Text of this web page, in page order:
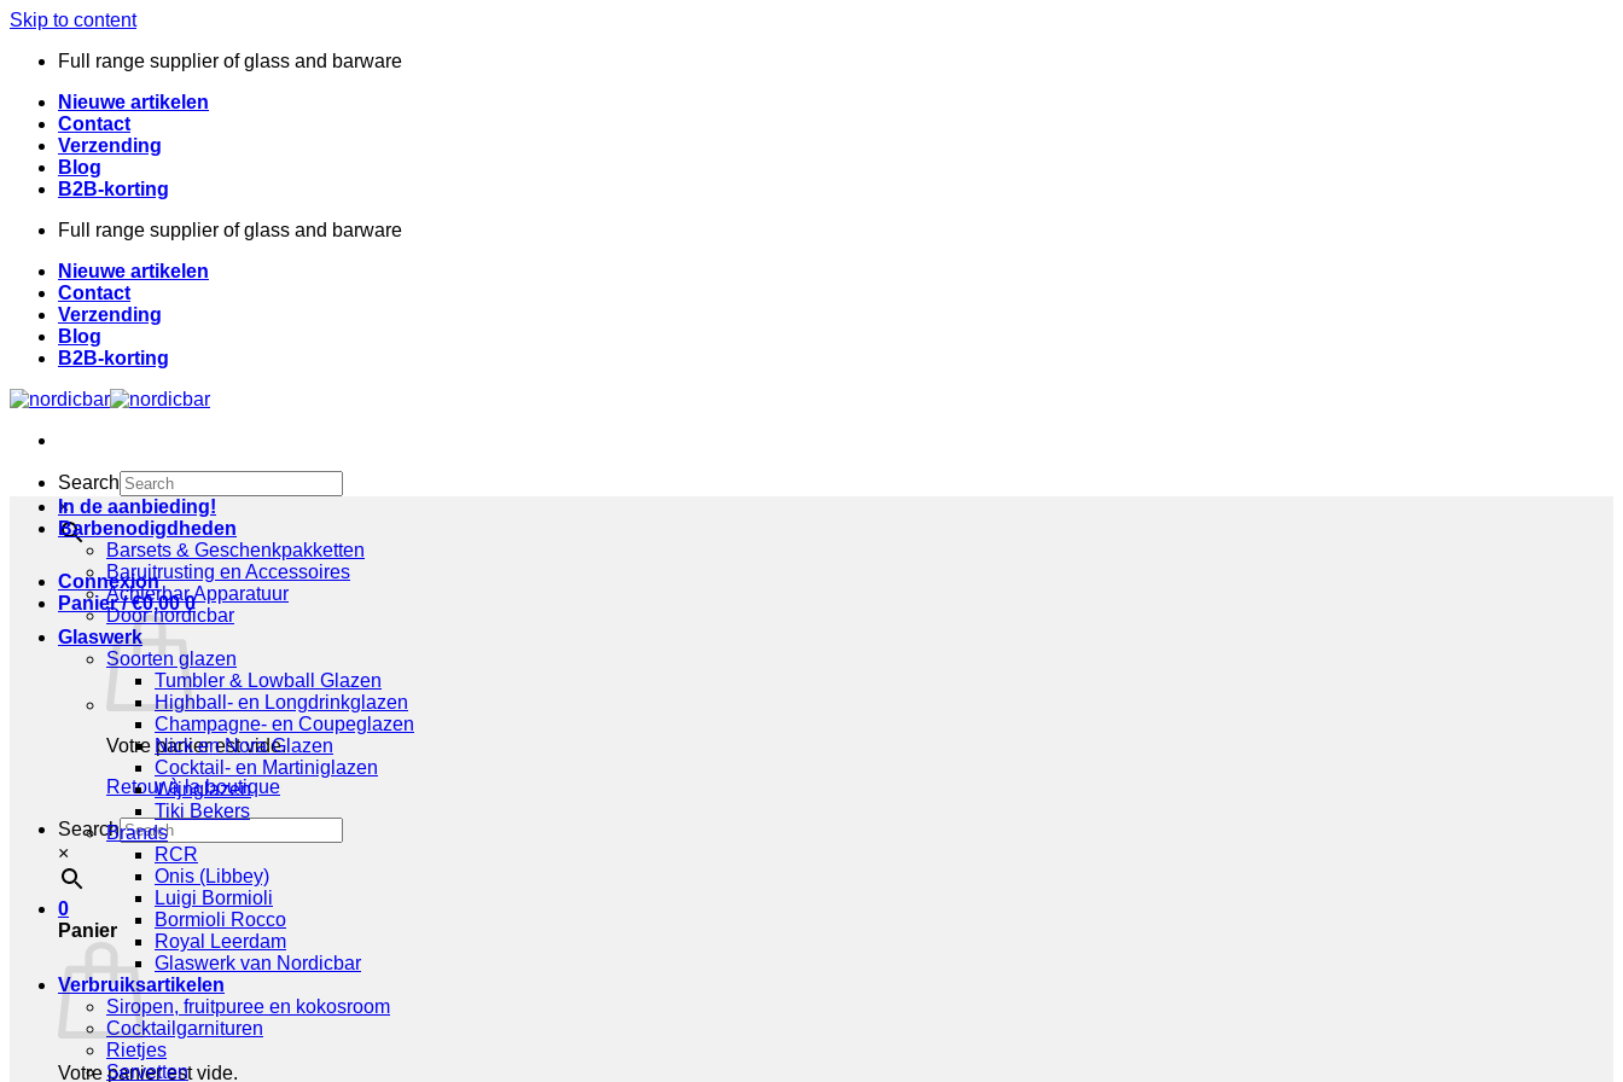
Skip to content
Full range supplier of glass and barware
Nieuwe artikelen
Contact
Verzending
Blog
B2B-korting
Full range supplier of glass and barware
Nieuwe artikelen
Contact
Verzending
Blog
B2B-korting
Search
×
Connexion
Panier /€0,00 0
Votre panier est vide.
Retour à la boutique
Search
×
0
Panier
Votre panier est vide.
In de aanbieding!
Barbenodigdheden
Barsets & Geschenkpakketten
Baruitrusting en Accessoires
Achterbar Apparatuur
Door nordicbar
Glaswerk
Soorten glazen
Tumbler & Lowball Glazen
Highball- en Longdrinkglazen
Champagne- en Coupeglazen
Nick en Nora Glazen
Cocktail- en Martiniglazen
Wijnglazen
Tiki Bekers
Brands
RCR
Onis (Libbey)
Luigi Bormioli
Bormioli Rocco
Royal Leerdam
Glaswerk van Nordicbar
Verbruiksartikelen
Siropen, fruitpuree en kokosroom
Cocktailgarnituren
Rietjes
Servetten